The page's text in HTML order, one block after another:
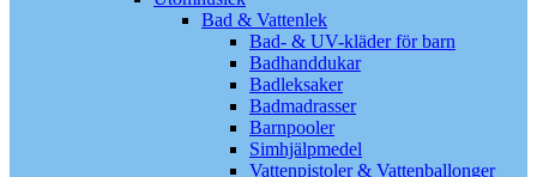
Bad & Vattenlek
Bad- & UV-kläder för barn
Badhanddukar
Badleksaker
Badmadrasser
Barnpooler
Simhjälpmedel
Vattenpistoler & Vattenballonger